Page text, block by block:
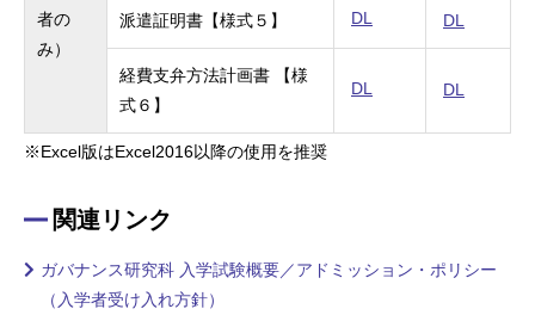
者の
み）
派遣証明書【様式５】 DL DL
経費支弁方法計画書 【様
式６】
DL DL
※Excel版はExcel2016以降の使用を推奨
関連リンク
ガバナンス研究科 入学試験概要／アドミッション・ポリシー
（入学者受け入れ方針）